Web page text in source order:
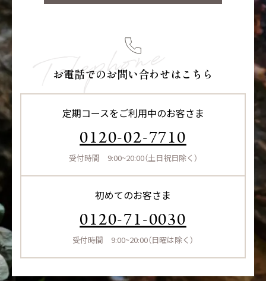
お電話でのお問い合わせはこちら
定期コースをご利用中のお客さま
0120-02-7710
受付時間 9:00~20:00（土日祝日除く）
初めてのお客さま
0120-71-0030
受付時間 9:00~20:00（日曜は除く）